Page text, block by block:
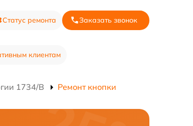
Статус ремонта Заказать звонок
клиентам
1734/B Ремонт кнопки